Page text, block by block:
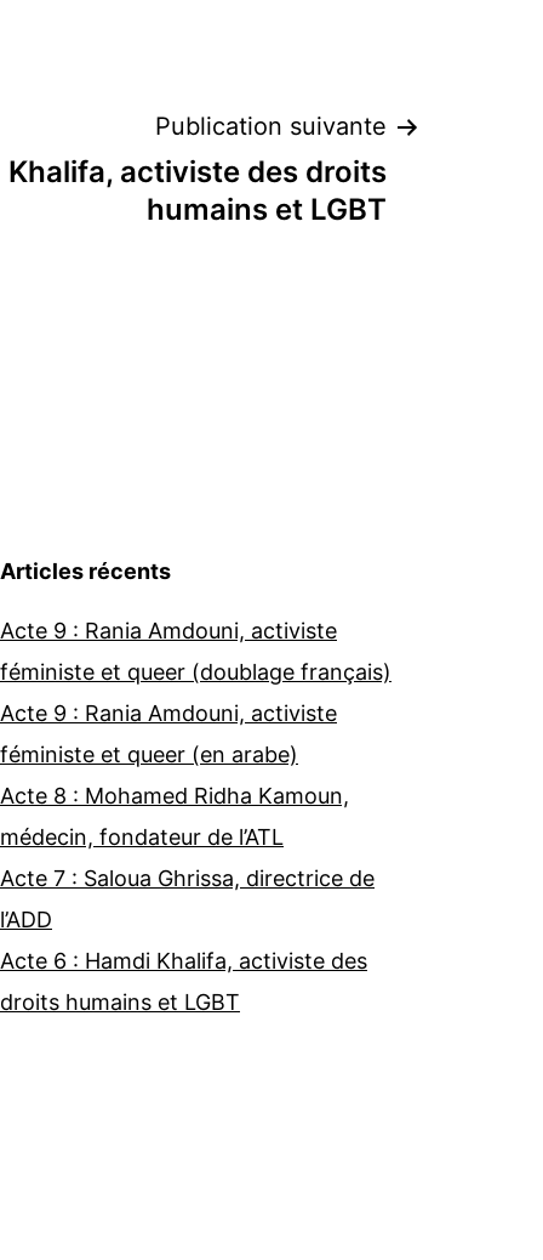
Publication suivante
Khalifa, activiste des droits
humains et LGBT
Articles récents
Acte 9 : Rania Amdouni, activiste
féministe et queer (doublage français)
Acte 9 : Rania Amdouni, activiste
féministe et queer (en arabe)
Acte 8 : Mohamed Ridha Kamoun,
médecin, fondateur de l’ATL
Acte 7 : Saloua Ghrissa, directrice de
l’ADD
Acte 6 : Hamdi Khalifa, activiste des
droits humains et LGBT